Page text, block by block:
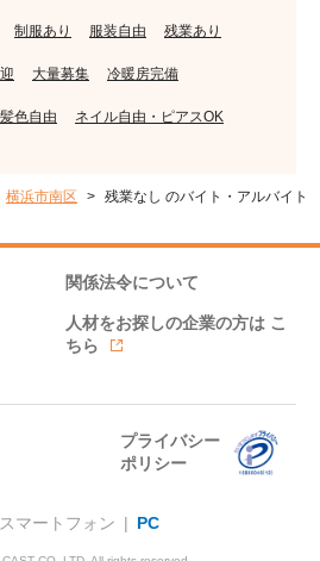
制服あり 服装自由 残業あり
大量募集 冷暖房完備
色自由 ネイル自由・ピアスOK
横浜市南区
残業なし のバイト・アルバイト
関係法令について
人材をお探しの企業の方は こ
ちら
プライバシー
ポリシー
マートフォン | PC